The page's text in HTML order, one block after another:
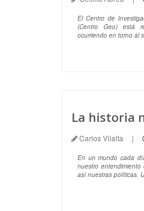
El Centro de
(Centro Geo) está
ocurriendo en torno al
Carlos Vilalta |
En un mundo cada
nuestro entendimiento
así nuestras políticas.